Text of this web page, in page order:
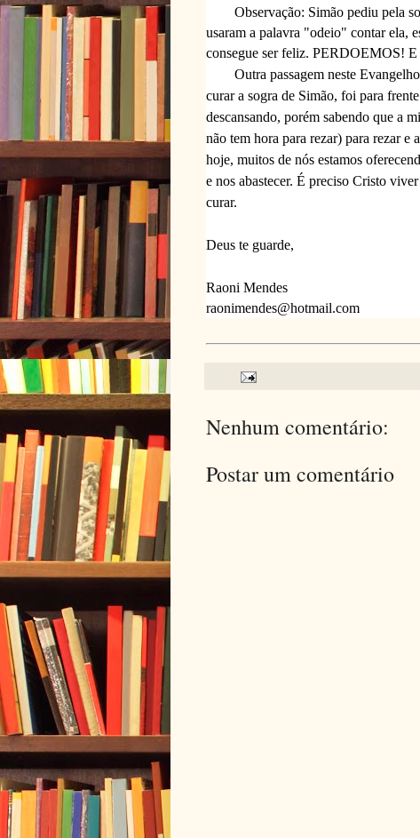
Observação: Simão pediu pela
usaram a palavra "odeio" contar ela,
consegue ser feliz. PERDOEMOS! E
Outra passagem neste
curar a sogra de Simão, foi para
descansando, porém sabendo que a
não tem hora para rezar) para rezar e
hoje, muitos de nós estamos
e nos abastecer. É preciso Cristo
curar.
Deus te guarde,
Raoni Mendes
raonimendes@hotmail.com
Nenhum comentário:
Postar um comentário